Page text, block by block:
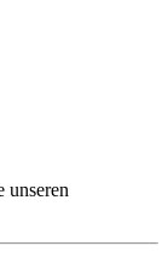
unseren